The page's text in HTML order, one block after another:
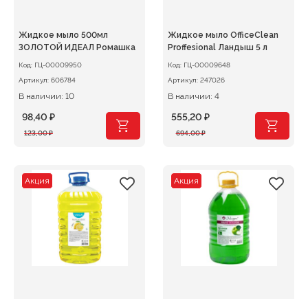
Жидкое мыло 500мл
ЗОЛОТОЙ ИДЕАЛ Ромашка
Код: ГЦ-00009950
Артикул: 606784
В наличии: 10
123,00₽
Первоначальная
123,00 ₽.
98,40 ₽
Текущая
Жидкое мыло OfficeClean
Proffesional Ландыш 5 л
Код: ГЦ-00009648
Артикул: 247026
В наличии: 4
694,00₽
Первоначальная
694,00 ₽.
555,20 ₽
Текущая
Акция Акция